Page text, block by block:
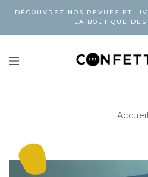
DÉCOUVREZ NOS REVUES ET
LA BOUTIQUE DES
Accueil